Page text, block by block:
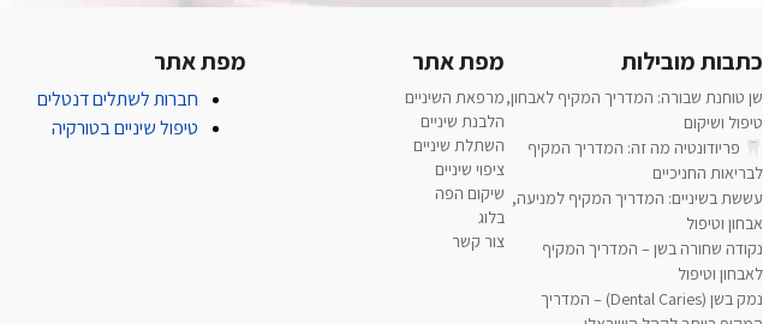
כתבות מובילות
שן טוחנת שבורה: המדריך המקיף לאבחון,
טיפול ושיקום
פריודונטיה מה זה: המדריך המקיף
לבריאות החניכיים
עששת בשיניים: המדריך המקיף למניעה,
אבחון וטיפול
נקודה שחורה בשן – המדריך המקיף
לאבחון וטיפול
נמק בשן (Dental Caries) – המדריך
מפת אתר
מרפאת השיניים
הלבנת שיניים
השתלת שיניים
ציפוי שיניים
שיקום הפה
בלוג
צור קשר
מפת אתר
חברות לשתלים דנטלים
טיפול שיניים בטורקיה